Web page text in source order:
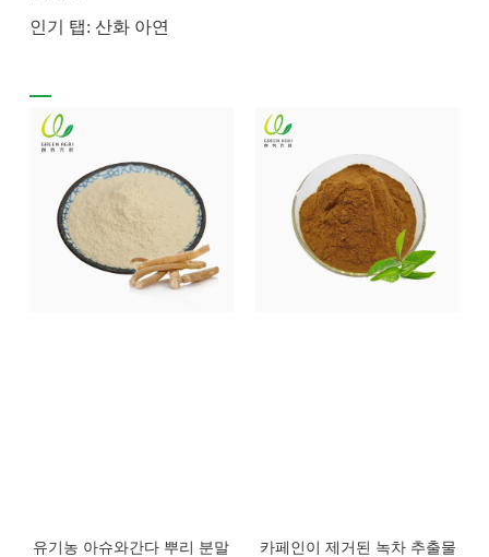
인기 탭: 산화 아연
유기농 아슈와간다 뿌리 분말
카페인이 제거된 녹차 추출물